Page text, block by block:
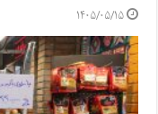
۱۴۰۵/۰۵/۱۵